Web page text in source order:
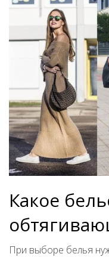
Какое
При выборе белья